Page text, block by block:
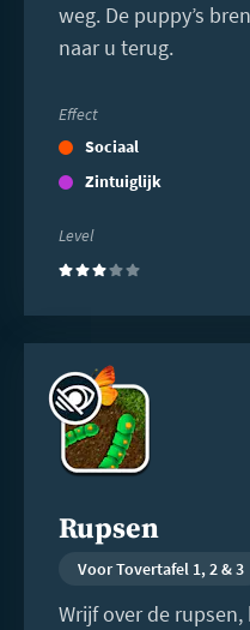
weg. De puppy’s
naar u terug.
Effect
Sociaal
Zintuiglijk
Level
(3)
Rupsen
Voor Tovertafel 1, 2 & 3
Wrijf over de
meer